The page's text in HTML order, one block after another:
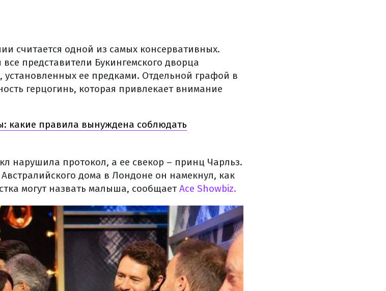
считается одной из самых консервативных.
представители Букингемского дворца
ее предками. Отдельной графой в
герцогинь, которая привлекает внимание
какие правила вынуждена соблюдать
нарушила протокол, а ее свекор – принц Чарльз.
дома в Лондоне он намекнул, как
могут назвать малыша, сообщаетAce Showbiz.